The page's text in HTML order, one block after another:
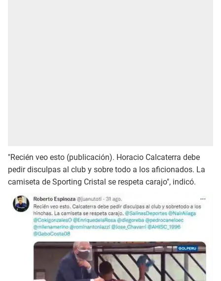
"Recién veo esto (publicación). Horacio Calcaterra debe
pedir disculpas al club y sobre todo a los aficionados. La
camiseta de Sporting Cristal se respeta carajo", indicó.